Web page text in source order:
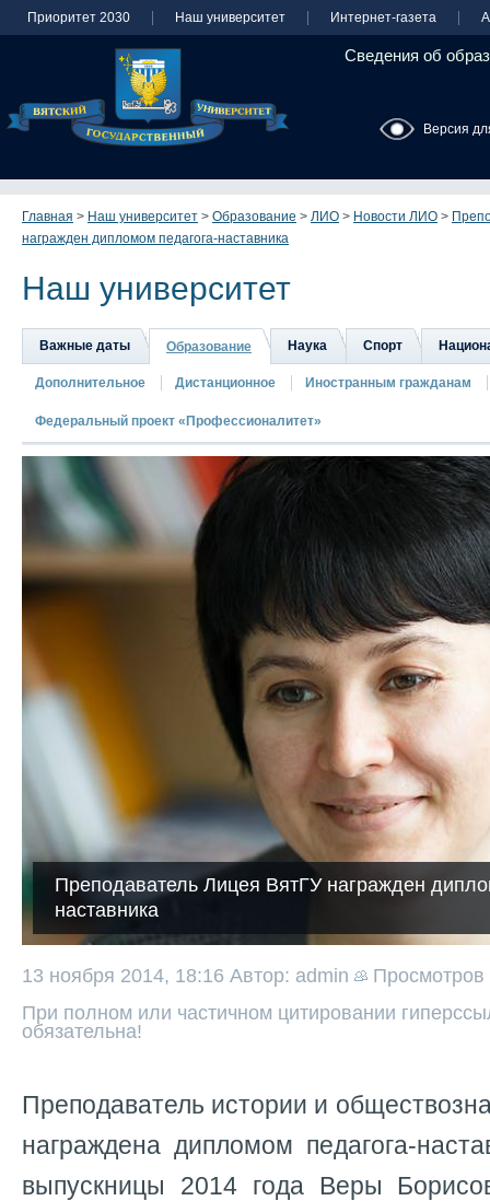
Приоритет 2030 Наш университет Интернет-газета
Сведения об
Версия
Главная > Наш университет > Образование > ЛИО > Новости ЛИО >
награжден дипломом педагога-наставника
Наш университет
Важные даты Образование Наука Спорт
Дополнительное Дистанционное Иностранным гражданам
Федеральный проект «Профессионалитет»
Преподаватель Лицея ВятГУ награжден
наставника
13 ноября 2014, 18:16 Автор: admin
Просмотров
При полном или частичном цитировании
обязательна!
Преподаватель истории и
награждена дипломом педагога-
выпускницы 2014 года Веры